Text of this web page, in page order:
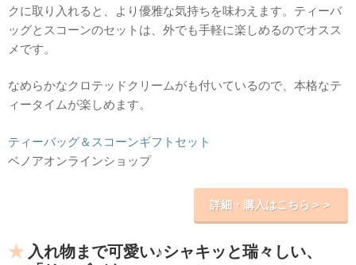
クに取り入れると、より優雅な気持ちを味わえます。ティーバ
ッグとスコーンのセットは、外でも手軽に楽しめるのでオスス
メです。
なめらかなクロテッドクリームがも付いているので、本格なテ
ィータイムが楽しめます。
ティーバッグ＆スコーンギフトセット
ベノアオンラインショップ
詳細・購入はこちら＞＞
入れ物まで可愛い♪シャキッと瑞々しい、